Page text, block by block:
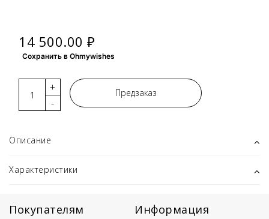
14 500.00 ₽
Сохранить в Ohmywishes
-
+ Предзаказ
Описание
Характеристики
Покупателям Информация